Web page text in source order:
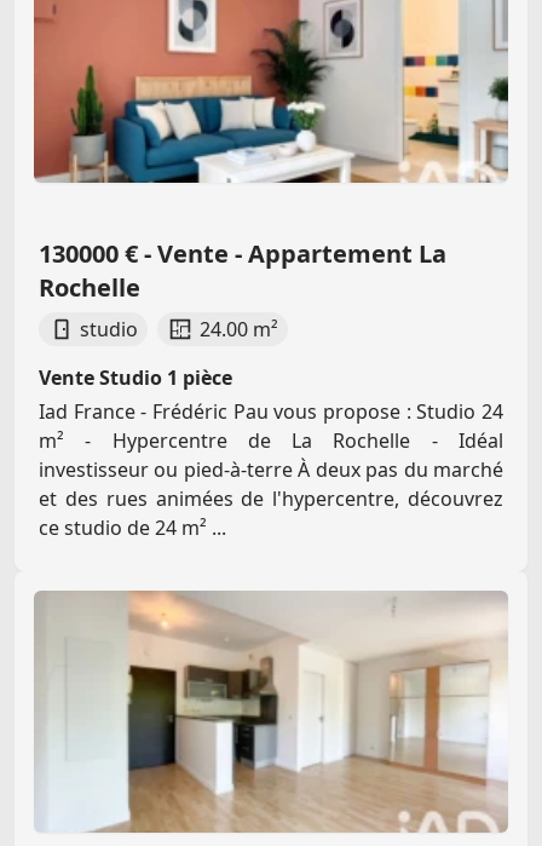
130000 € - Vente - Appartement La
Rochelle
studio
24.00 m²
Vente Studio 1 pièce
Iad France - Frédéric Pau vous propose : Studio 24
m² - Hypercentre de La Rochelle - Idéal
investisseur ou pied-à-terre À deux pas du marché
et des rues animées de l'hypercentre, découvrez
ce studio de 24 m² ...